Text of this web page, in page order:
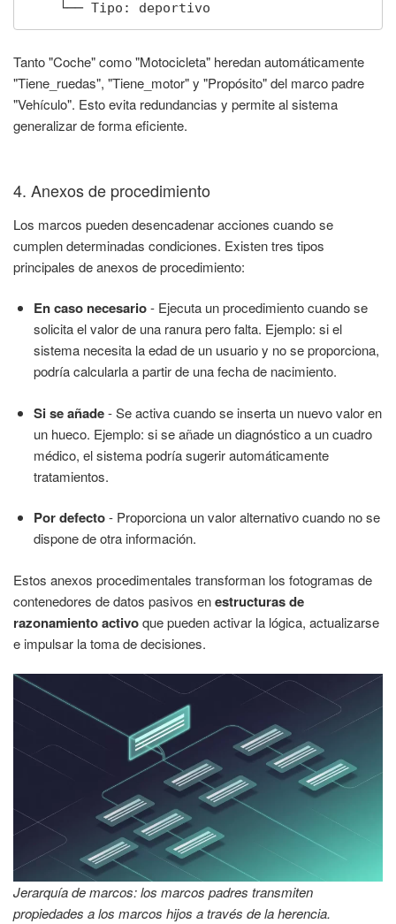
    └── Tipo: deportivo
Tanto "Coche" como "Motocicleta" heredan automáticamente
"Tiene_ruedas", "Tiene_motor" y "Propósito" del marco padre
"Vehículo". Esto evita redundancias y permite al sistema
generalizar de forma eficiente.
4. Anexos de procedimiento
Los marcos pueden desencadenar acciones cuando se
cumplen determinadas condiciones. Existen tres tipos
principales de anexos de procedimiento:
En caso necesario- Ejecuta un procedimiento cuando se
solicita el valor de una ranura pero falta. Ejemplo: si el
sistema necesita la edad de un usuario y no se proporciona,
podría calcularla a partir de una fecha de nacimiento.
Si se añade- Se activa cuando se inserta un nuevo valor en
un hueco. Ejemplo: si se añade un diagnóstico a un cuadro
médico, el sistema podría sugerir automáticamente
tratamientos.
Por defecto- Proporciona un valor alternativo cuando no se
dispone de otra información.
Estos anexos procedimentales transforman los fotogramas de
contenedores de datos pasivos enestructuras de
razonamiento activoque pueden activar la lógica, actualizarse
e impulsar la toma de decisiones.
Jerarquía de marcos: los marcos padres transmiten
propiedades a los marcos hijos a través de la herencia.